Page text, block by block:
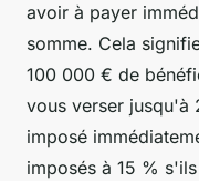
avoir à payer
somme. Cela
100 000 € de
vous verser jusqu'à
imposé
imposés à 15 %